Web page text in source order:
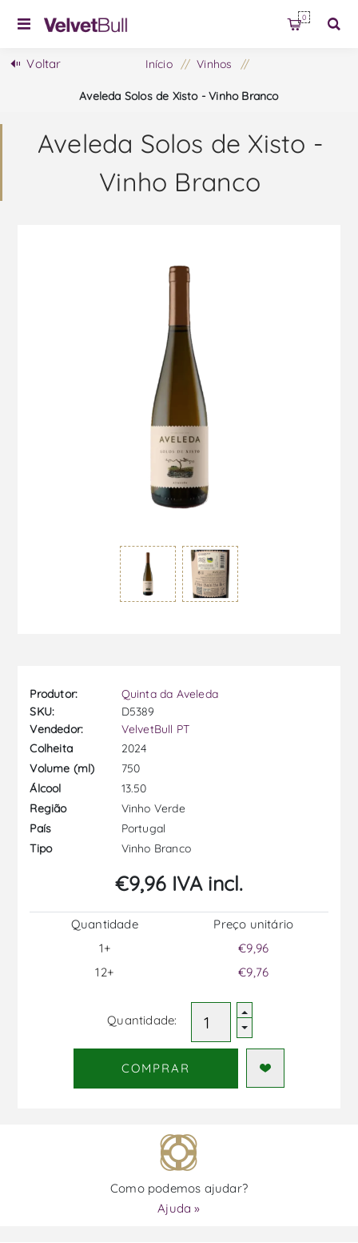
0
Voltar Início / Vinhos /
Aveleda Solos de Xisto - Vinho Branco
Aveleda Solos de Xisto -
Vinho Branco
Produtor:
Quinta da Aveleda
SKU:
D5389
Vendedor:
VelvetBull PT
Colheita
2024
Volume (ml)
750
Álcool
13.50
Região
Vinho Verde
País
Portugal
Tipo
Vinho Branco
€9,96 IVA incl.
Quantidade
1+
12+
Preço unitário
€9,96
€9,76
Quantidade:
COMPRAR
Como podemos ajudar?
Ajuda »